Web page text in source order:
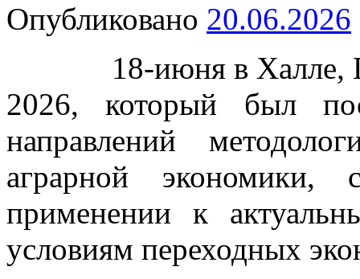
Опубликовано 20.06.2026
18-июня в Халле,
2026, который был
направлений
аграрной
применении к
условиям переходных